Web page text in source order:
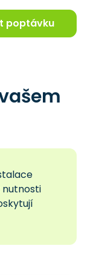
poptávku
nutnosti